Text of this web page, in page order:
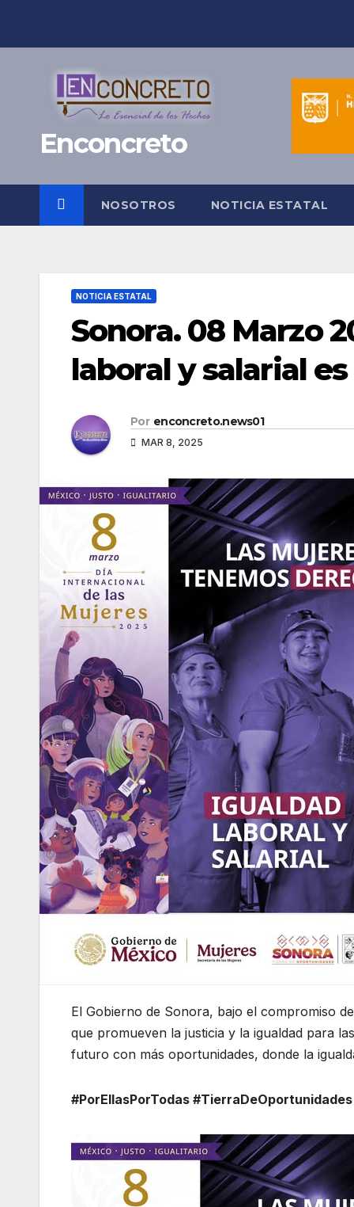
Enconcreto
NOSOTROS NOTICIA ESTATAL
NOTICIA ESTATAL
Sonora. 08 Marzo
laboral y salarial es
Por enconcreto.news01
MAR 8, 2025
El Gobierno de Sonora, bajo el compromiso
que promueven la justicia y la igualdad para
futuro con más oportunidades, donde la
#PorEllasPorTodas #TierraDeOportunidades